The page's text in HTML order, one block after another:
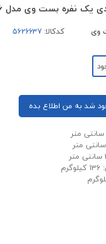
یک نفره بست وی مدل 67556
وی کدکالا:
شد به من اطلاع بده